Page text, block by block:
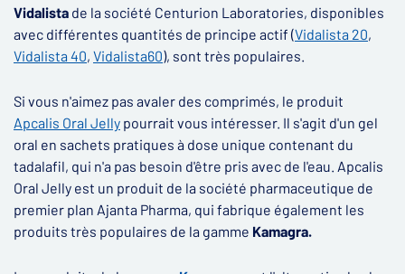
Vidalista de la société Centurion Laboratories, disponibles
avec différentes quantités de principe actif (Vidalista 20,
Vidalista 40, Vidalista60), sont très populaires.
Si vous n'aimez pas avaler des comprimés, le produit
Apcalis Oral Jelly pourrait vous intéresser. Il s'agit d'un gel
oral en sachets pratiques à dose unique contenant du
tadalafil, qui n'a pas besoin d'être pris avec de l'eau. Apcalis
Oral Jelly est un produit de la société pharmaceutique de
premier plan Ajanta Pharma, qui fabrique également les
produits très populaires de la gamme Kamagra.